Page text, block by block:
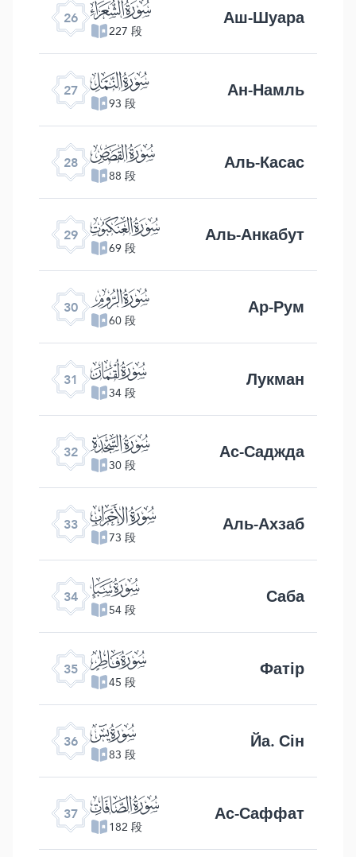
26 ﮦ
227 段 Аш-Шуара
27 ﮧ
93 段 Ан-Намль
28 ﮨ
88 段 Аль-Касас
29 ﮩ
69 段 Аль-Анкабут
30 ﮪ
60 段 Ар-Рум
31 ﮫ
34 段 Лукман
32 ﮬ
30 段 Ас-Саджда
33 ﮭ
73 段 Аль-Ахзаб
34 ﮮ
54 段 Саба
35 ﮯ
45 段 Фатір
36 ﮰ
83 段 Йа. Сін
37 ﮱ
182 段 Ас-Саффат